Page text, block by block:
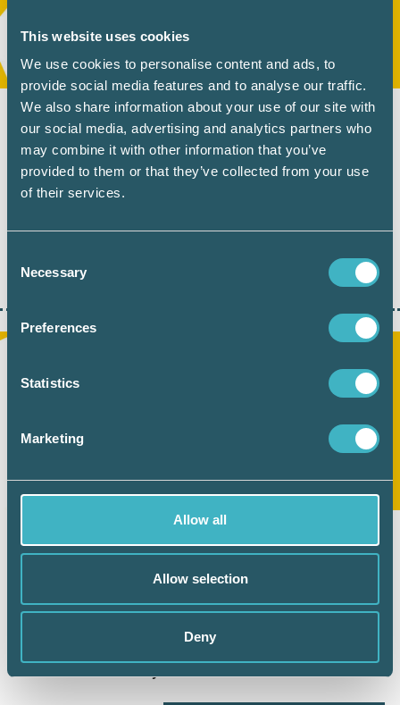
This website uses cookies
We use cookies to personalise content and ads, to
provide social media features and to analyse our traffic.
We also share information about your use of our site with
our social media, advertising and analytics partners who
may combine it with other information that you’ve
provided to them or that they’ve collected from your use
of their services.
Selection
Necessary
Preferences
Statistics
Marketing
Allow all
Allow selection
Deny
BRANSCHAKTUELLT 3 juni 2020
Var står vi – Vad gör Srf
konsulterna?
Det har minst sagt varit många turer kring
Srf konsulternas
redovisningsgrupp publicerar Srf
U 13
Srf konsulternas redovisningsgrupp har
beslutat om ett nytt uttalande i serien Srf U.